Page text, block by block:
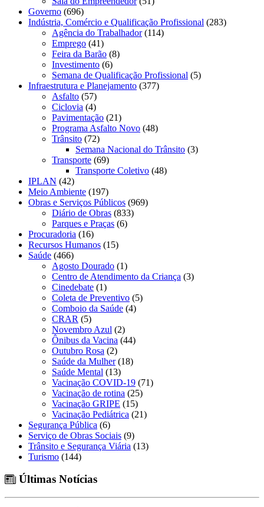
Governo (696)
Indústria, Comércio e Qualificação Profissional (283)
Agência do Trabalhador(114)
Emprego (41)
Feira da Barão (8)
Investimento (6)
Semana de Qualificação Profissional (5)
Infraestrutura e Planejamento (377)
Asfalto (57)
Ciclovia (4)
Pavimentação (21)
Programa Asfalto Novo (48)
Trânsito (72)
Semana Nacional do Trânsito (3)
Transporte (69)
Transporte Coletivo (48)
IPLAN (42)
Meio Ambiente (197)
Obras e Serviços Públicos (969)
Diário de Obras (833)
Parques e Praças (6)
Procuradoria (16)
Recursos Humanos (15)
Saúde (466)
Agosto Dourado (1)
Centro de Atendimento da Criança (3)
Cinedebate (1)
Coleta de Preventivo (5)
Comboio da Saúde (4)
CRAR (5)
Novembro Azul (2)
Ônibus da Vacina (44)
Outubro Rosa (2)
Saúde da Mulher(18)
Saúde Mental (13)
Vacinação COVID-19 (71)
Vacinação de rotina (25)
Vacinação GRIPE (15)
Vacinação Pediátrica (21)
Segurança Pública (6)
Serviço de Obras Sociais (9)
Trânsito e Segurança Viária (13)
Turismo (144)
Últimas Notícias